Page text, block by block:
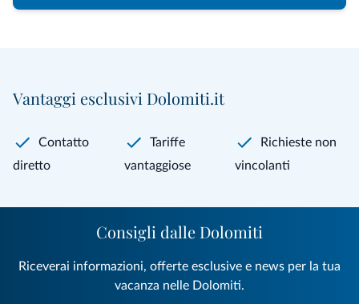
Vantaggi esclusivi Dolomiti.it
Contatto
diretto
Tariffe
vantaggiose
Richieste non
vincolanti
Consigli dalle Dolomiti
Riceverai informazioni, offerte esclusive e news per la tua
vacanza nelle Dolomiti.